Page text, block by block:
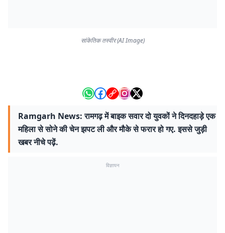
सांकेतिक तस्वीर (AI Image)
Ramgarh News: रामगढ़ में बाइक सवार दो युवकों ने दिनदहाड़े एक
महिला से सोने की चेन झपट ली और मौके से फरार हो गए. इससे जुड़ी
खबर नीचे पढ़ें.
विज्ञापन